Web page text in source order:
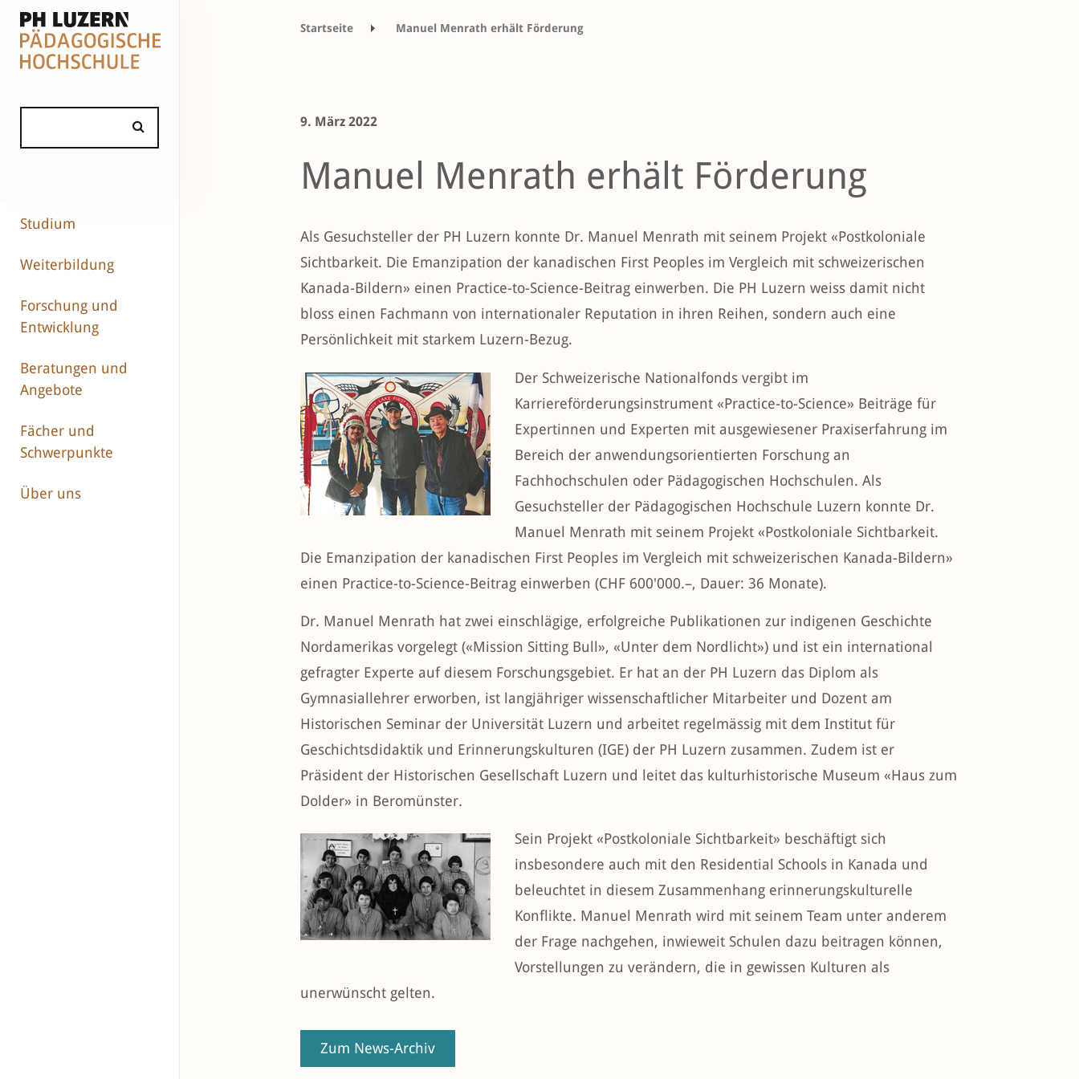
Studium
Weiterbildung
Forschung und
Entwicklung
Beratungen und
Angebote
Fächer und
Schwerpunkte
Über uns
Startseite Manuel Menrath erhält Förderung
9. März 2022
Manuel Menrath erhält Förderung
Als Gesuchsteller der PH Luzern konnte Dr. Manuel Menrath mit seinem Projekt «Postkoloniale
Sichtbarkeit. Die Emanzipation der kanadischen First Peoples im Vergleich mit schweizerischen
Kanada-Bildern» einen Practice-to-Science-Beitrag einwerben. Die PH Luzern weiss damit nicht
bloss einen Fachmann von internationaler Reputation in ihren Reihen, sondern auch eine
Persönlichkeit mit starkem Luzern-Bezug.
Der Schweizerische Nationalfonds vergibt im
Karriereförderungsinstrument «Practice-to-Science» Beiträge für
Expertinnen und Experten mit ausgewiesener Praxiserfahrung im
Bereich der anwendungsorientierten Forschung an
Fachhochschulen oder Pädagogischen Hochschulen. Als
Gesuchsteller der Pädagogischen Hochschule Luzern konnte Dr.
Manuel Menrath mit seinem Projekt «Postkoloniale Sichtbarkeit.
Die Emanzipation der kanadischen First Peoples im Vergleich mit schweizerischen Kanada-Bildern»
einen Practice-to-Science-Beitrag einwerben (CHF 600'000.–, Dauer: 36 Monate).
Dr. Manuel Menrath hat zwei einschlägige, erfolgreiche Publikationen zur indigenen Geschichte
Nordamerikas vorgelegt («Mission Sitting Bull», «Unter dem Nordlicht») und ist ein international
gefragter Experte auf diesem Forschungsgebiet. Er hat an der PH Luzern das Diplom als
Gymnasiallehrer erworben, ist langjähriger wissenschaftlicher Mitarbeiter und Dozent am
Historischen Seminar der Universität Luzern und arbeitet regelmässig mit dem Institut für
Geschichtsdidaktik und Erinnerungskulturen (IGE) der PH Luzern zusammen. Zudem ist er
Präsident der Historischen Gesellschaft Luzern und leitet das kulturhistorische Museum «Haus zum
Dolder» in Beromünster.
Sein Projekt «Postkoloniale Sichtbarkeit» beschäftigt sich
insbesondere auch mit den Residential Schools in Kanada und
beleuchtet in diesem Zusammenhang erinnerungskulturelle
Konflikte. Manuel Menrath wird mit seinem Team unter anderem
der Frage nachgehen, inwieweit Schulen dazu beitragen können,
Vorstellungen zu verändern, die in gewissen Kulturen als
unerwünscht gelten.
Zum News-Archiv